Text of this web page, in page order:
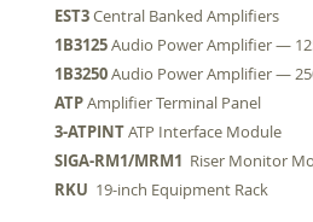
EST3Central Banked Amplifiers
1B3125Audio Power Amplifier —
1B3250Audio Power Amplifier —
ATPAmplifier Terminal Panel
3-ATPINTATP Interface Module
SIGA-RM1/MRM1 Riser Monitor
RKU 19-inch Equipment Rack